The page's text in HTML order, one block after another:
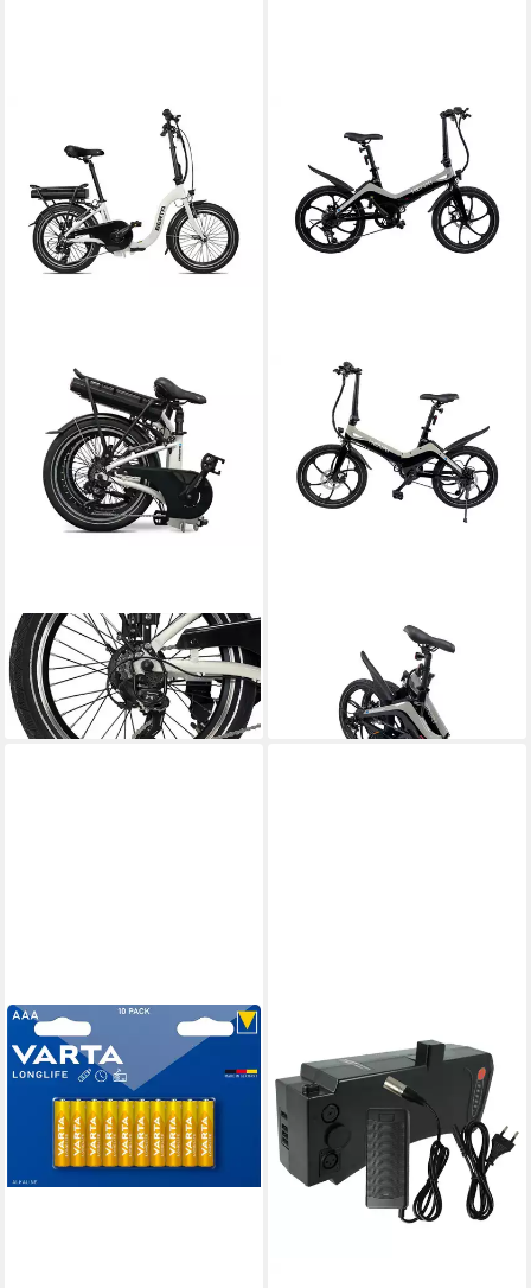
BLAUPUNKT
E-Bike
1.599,00 €
lieferbar - in 4-5 Werktagen bei dir
1.629,99 €
lieferbar - in 4-5 Werktagen bei dir
BLAUPUNKT
Varta Longlife AAA (LR03)
Batterien – 10er-Pack, 1,5V
Alkaline Batterie
4,95 €
lieferbar - in 4-5 Werktagen bei dir